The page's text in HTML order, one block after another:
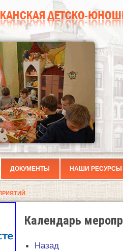
ДОКУМЕНТЫ НАШИ РЕСУРСЫ
Календарь
Назад